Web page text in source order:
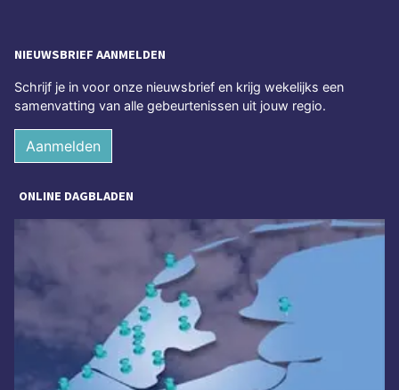
NIEUWSBRIEF AANMELDEN
Schrijf je in voor onze nieuwsbrief en krijg wekelijks een
samenvatting van alle gebeurtenissen uit jouw regio.
Aanmelden
ONLINE DAGBLADEN